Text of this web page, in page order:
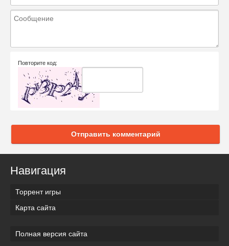
Повторите код:
Отправить комментарий
Навигация
Торрент игры
Карта сайта
Полная версия сайта